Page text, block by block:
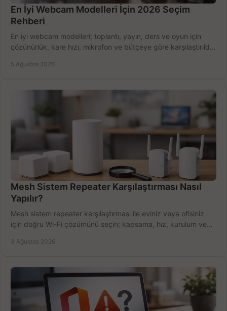
En İyi Webcam Modelleri İçin 2026 Seçim
Rehberi
En iyi webcam modelleri; toplantı, yayın, ders ve oyun için
çözünürlük, kare hızı, mikrofon ve bütçeye göre karşılaştırıldı.
5 Ağustos 2026
Mesh Sistem Repeater Karşılaştırması Nasıl
Yapılır?
Mesh sistem repeater karşılaştırması ile eviniz veya ofisiniz
için doğru Wi-Fi çözümünü seçin; kapsama, hız, kurulum ve
3 Ağustos 2026